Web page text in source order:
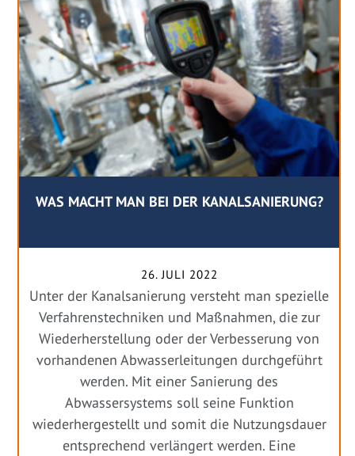
WAS MACHT MAN BEI DER KANALSANIERUNG?
26. JULI 2022
Unter der Kanalsanierung versteht man spezielle
Verfahrenstechniken und Maßnahmen, die zur
Wiederherstellung oder der Verbesserung von
vorhandenen Abwasserleitungen durchgeführt
werden. Mit einer Sanierung des
Abwassersystems soll seine Funktion
wiederhergestellt und somit die Nutzungsdauer
entsprechend verlängert werden. Eine